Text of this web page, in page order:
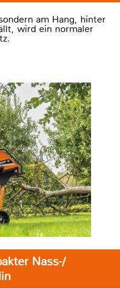
am Hang, hinter
wird ein normaler
Nass-/